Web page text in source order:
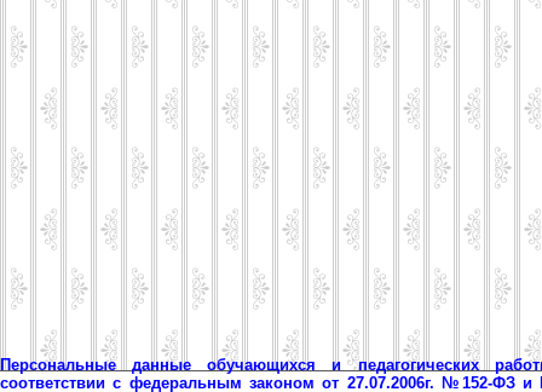
Персональные данные обучающихся и педагогических
соответствии с федеральным законом от 27.07.2006г. №152-ФЗ